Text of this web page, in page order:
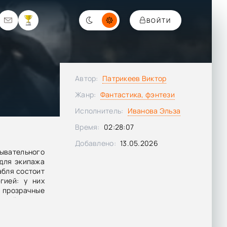
ВОЙТИ
экипажа
состоит
у них
и
Автор: Патрикеев Виктор
Жанр: Фантастика, фэнтези
Исполнитель: Иванова Эльза
Время: 02:28:07
Добавлено: 13.05.2026